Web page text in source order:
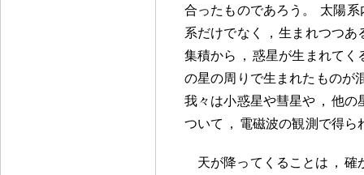
合ったものであろう 。
太陽系
系だけでなく
， 生まれつつあ
集積から ， 惑星が生まれてく
の星の周りで生まれたものが
我々は小惑星や彗星や ， 他の
ついて ， 電磁波の観測で得ら
天が降ってくることは ， 確